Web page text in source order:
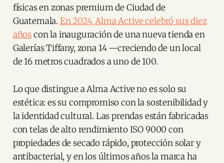
físicas en zonas premium de Ciudad de
Guatemala. En 2024, Alma Active celebró sus diez
añoscon la inauguración de una nueva tienda en
Galerías Tiffany, zona 14 —creciendo de un local
de 16 metros cuadrados a uno de 100.
Lo que distingue a Alma Active no es solo su
estética: es su compromiso con la sostenibilidad y
la identidad cultural. Las prendas están fabricadas
con telas de alto rendimiento ISO 9000 con
propiedades de secado rápido, protección solar y
antibacterial, y en los últimos años la marca ha